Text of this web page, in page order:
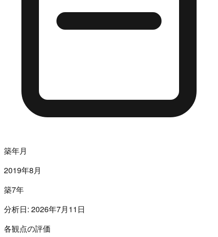
築年月
2019年8月
築7年
分析日: 2026年7月11日
各観点の評価